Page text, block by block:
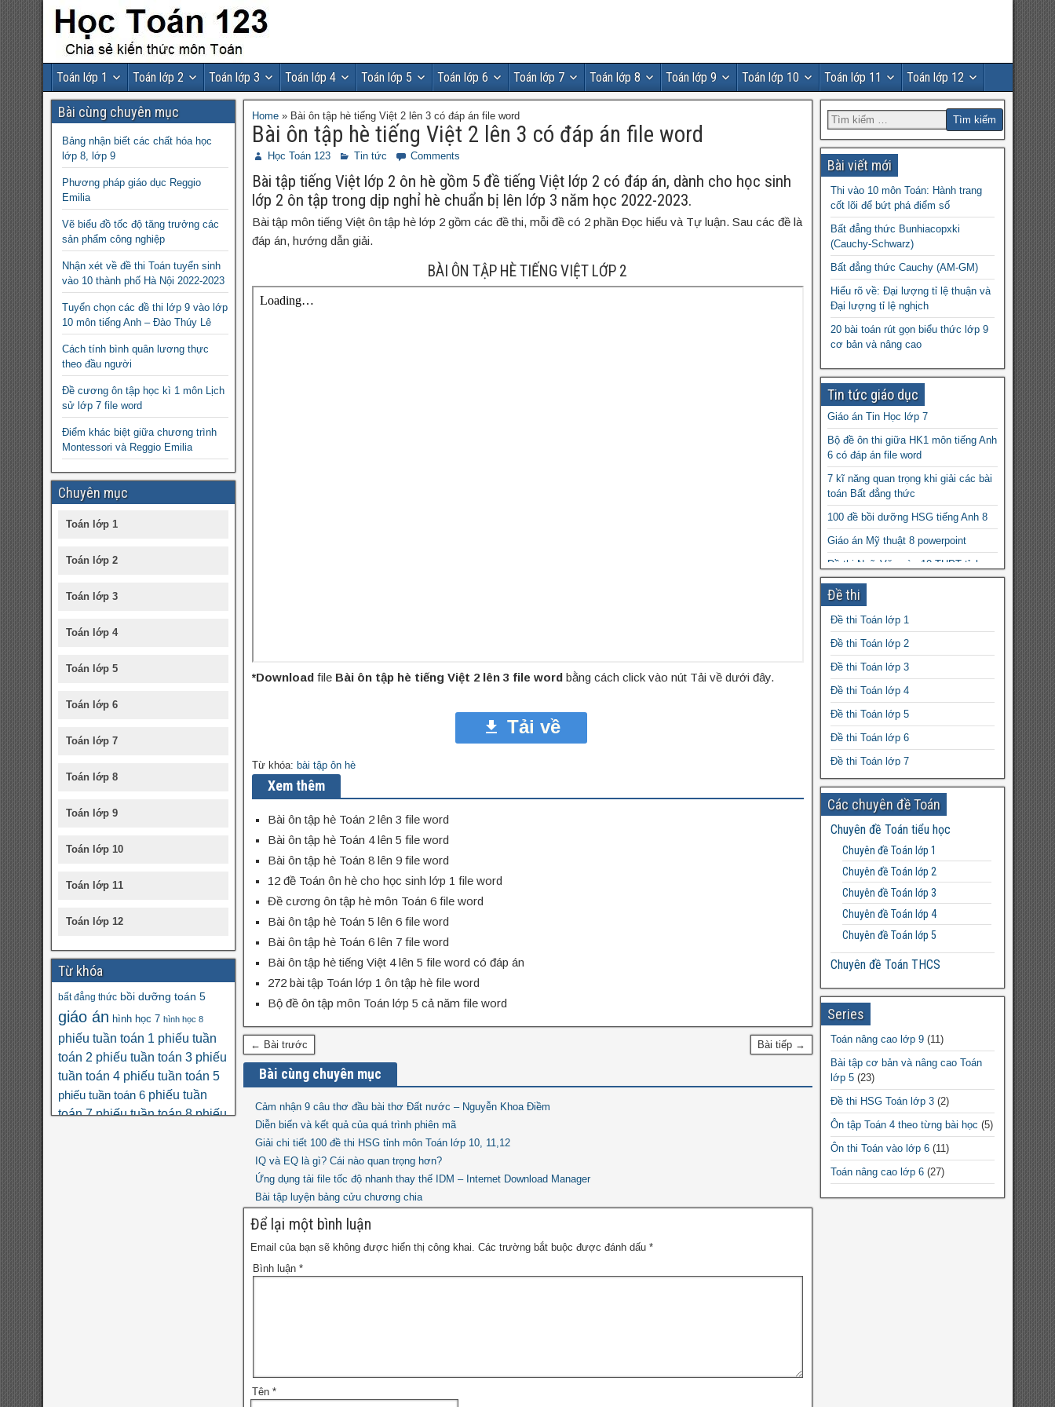
Toán lớp 1 Toán lớp 2 Toán lớp 3 Toán lớp 4 Toán lớp 5 Toán lớp 6 Toán lớp 7 Toán lớp 8 Toán lớp 9 Toán lớp 10 Toán lớp 11 Toán lớp 12
Home» Bài ôn tập hè tiếng Việt 2 lên 3 có đáp án file word
Bài ôn tập hè tiếng Việt 2 lên 3 có đáp án file word
Học Toán 123 Tin tức Comments
Bài tập tiếng Việt lớp 2 ôn hè gồm 5 đề tiếng Việt lớp 2 có đáp án, dành cho học sinh
lớp 2 ôn tập trong dịp nghỉ hè chuẩn bị lên lớp 3 năm học 2022-2023.
Bài tập môn tiếng Việt ôn tập hè lớp 2 gồm các đề thi, mỗi đề có 2 phần Đọc hiểu và Tự luận. Sau các đề là
đáp án, hướng dẫn giải.
BÀI ÔN TẬP HÈ TIẾNG VIỆT LỚP 2
*Downloadfile Bài ôn tập hè tiếng Việt 2 lên 3 file wordbằng cách click vào nút Tải về dưới đây.
Tải về
Từ khóa: bài tập ôn hè
Xem thêm
Bài ôn tập hè Toán 2 lên 3 file word
Bài ôn tập hè Toán 4 lên 5 file word
Bài ôn tập hè Toán 8 lên 9 file word
12 đề Toán ôn hè cho học sinh lớp 1 file word
Đề cương ôn tập hè môn Toán 6 file word
Bài ôn tập hè Toán 5 lên 6 file word
Bài ôn tập hè Toán 6 lên 7 file word
Bài ôn tập hè tiếng Việt 4 lên 5 file word có đáp án
272 bài tập Toán lớp 1 ôn tập hè file word
Bộ đề ôn tập môn Toán lớp 5 cả năm file word
← Bài trước Bài tiếp →
Bài cùng chuyên mục
Cảm nhận 9 câu thơ đầu bài thơ Đất nước – Nguyễn Khoa Điềm
Diễn biến và kết quả của quá trình phiên mã
Giải chi tiết 100 đề thi HSG tỉnh môn Toán lớp 10, 11,12
IQ và EQ là gì? Cái nào quan trọng hơn?
Ứng dụng tải file tốc độ nhanh thay thế IDM – Internet Download Manager
Bài tập luyện bảng cửu chương chia
Để lại một bình luận
Email của bạn sẽ không được hiển thị công khai. Các trường bắt buộc được đánh dấu *
Bình luận *
Tên *
Bài cùng chuyên mục
Bảng nhận biết các chất hóa học
lớp 8, lớp 9
Phương pháp giáo dục Reggio
Emilia
Vẽ biểu đồ tốc độ tăng trưởng các
sản phẩm công nghiệp
Nhận xét về đề thi Toán tuyển sinh
vào 10 thành phố Hà Nội 2022-2023
Tuyển chọn các đề thi lớp 9 vào lớp
10 môn tiếng Anh – Đào Thúy Lê
Cách tính bình quân lương thực
theo đầu người
Đề cương ôn tập học kì 1 môn Lịch
sử lớp 7 file word
Điểm khác biệt giữa chương trình
Montessori và Reggio Emilia
Chuyên mục
Toán lớp 1
Toán lớp 2
Toán lớp 3
Toán lớp 4
Toán lớp 5
Toán lớp 6
Toán lớp 7
Toán lớp 8
Toán lớp 9
Toán lớp 10
Toán lớp 11
Toán lớp 12
Từ khóa
bất đẳng thức bồi dưỡng toán 5
giáo án hình học 7 hình học 8
phiếu tuần toán 1 phiếu tuần
toán 2 phiếu tuần toán 3 phiếu
tuần toán 4 phiếu tuần toán 5
phiếu tuần toán 6 phiếu tuần
toán 7 phiếu tuần toán 8 phiếu
Bài viết mới
Thi vào 10 môn Toán: Hành trang
cốt lõi để bứt phá điểm số
Bất đẳng thức Bunhiacopxki
(Cauchy-Schwarz)
Bất đẳng thức Cauchy (AM-GM)
Hiểu rõ về: Đại lượng tỉ lệ thuận và
Đại lượng tỉ lệ nghịch
20 bài toán rút gọn biểu thức lớp 9
cơ bản và nâng cao
Tin tức giáo dục
Giáo án Tin Học lớp 7
Bộ đề ôn thi giữa HK1 môn tiếng Anh
6 có đáp án file word
7 kĩ năng quan trọng khi giải các bài
toán Bất đẳng thức
100 đề bồi dưỡng HSG tiếng Anh 8
Giáo án Mỹ thuật 8 powerpoint
Đề thi Ngữ Văn vào 10 THPT tỉnh
Bình Thuận 2024-2025
Tài liệu ôn thi Olympic Toán quốc tế
khối THCS lớp 6,7,8,9
Đề cương ôn tập học kì 1 môn Địa lý
lớp 9 file word
Thế nào là phản ứng của dung dịch
đất?
Để đỗ trường CLC cấp 2 cần chuẩn
bị những gì?
Đề thi
Đề thi Toán lớp 1
Đề thi Toán lớp 2
Đề thi Toán lớp 3
Đề thi Toán lớp 4
Đề thi Toán lớp 5
Đề thi Toán lớp 6
Đề thi Toán lớp 7
Đề thi Toán lớp 8
Đề thi Toán lớp 9
Đề thi Toán lớp 10
Đề thi Toán lớp 11
Đề thi Toán lớp 12
Các chuyên đề Toán
Chuyên đề Toán tiểu học
Chuyên đề Toán lớp 1
Chuyên đề Toán lớp 2
Chuyên đề Toán lớp 3
Chuyên đề Toán lớp 4
Chuyên đề Toán lớp 5
Chuyên đề Toán THCS
Bất đẳng thức THCS
Chuyên đề Toán lớp 6
Chuyên đề Toán lớp 7
Chuyên đề Toán lớp 8
Chuyên đề Toán lớp 9
Chuyên đề Toán THPT
Chuyên đề Toán lớp 10
Chuyên đề Toán lớp 11
Chuyên đề Toán lớp 12
Series
Toán nâng cao lớp 9(11)
Bài tập cơ bản và nâng cao Toán
lớp 5(23)
Đề thi HSG Toán lớp 3(2)
Ôn tập Toán 4 theo từng bài học (5)
Ôn thi Toán vào lớp 6(11)
Toán nâng cao lớp 6(27)
Đề thi HSG Toán 12(10)